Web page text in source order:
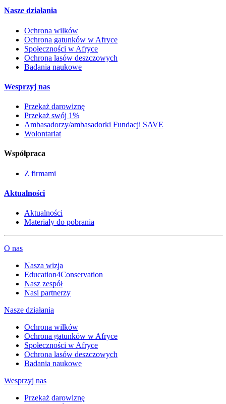
Nasze działania
Ochrona wilków
Ochrona gatunków w Afryce
Społeczności w Afryce
Ochrona lasów deszczowych
Badania naukowe
Wesprzyj nas
Przekaż darowiznę
Przekaż swój 1%
Ambasadorzy/ambasadorki Fundacji SAVE
Wolontariat
Współpraca
Z firmami
Aktualności
Aktualności
Materiały do pobrania
O nas
Nasza wizja
Education4Conservation
Nasz zespół
Nasi partnerzy
Nasze działania
Ochrona wilków
Ochrona gatunków w Afryce
Społeczności w Afryce
Ochrona lasów deszczowych
Badania naukowe
Wesprzyj nas
Przekaż darowiznę